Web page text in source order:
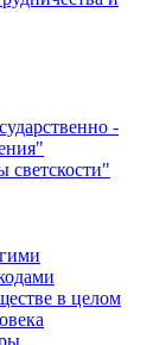
-
светскости"
в целом